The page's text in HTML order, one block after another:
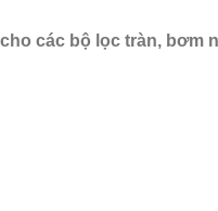
các bộ lọc tràn, bơm